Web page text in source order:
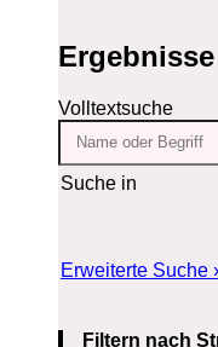
Ergebnisse
Volltextsuche
Suche in
Erweiterte Suche
Filtern nach